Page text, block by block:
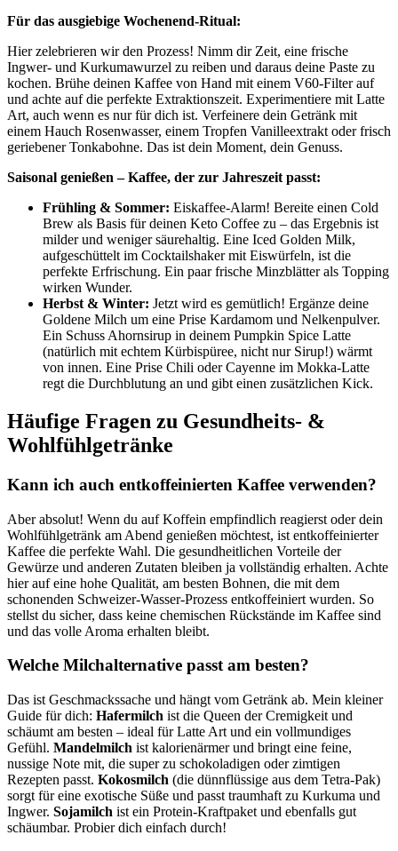
Für das ausgiebige Wochenend-Ritual:
Hier zelebrieren wir den Prozess! Nimm dir Zeit, eine frische
Ingwer- und Kurkumawurzel zu reiben und daraus deine Paste zu
kochen. Brühe deinen Kaffee von Hand mit einem V60-Filter auf
und achte auf die perfekte Extraktionszeit. Experimentiere mit Latte
Art, auch wenn es nur für dich ist. Verfeinere dein Getränk mit
einem Hauch Rosenwasser, einem Tropfen Vanilleextrakt oder frisch
geriebener Tonkabohne. Das ist dein Moment, dein Genuss.
Saisonal genießen – Kaffee, der zur Jahreszeit passt:
Frühling & Sommer: Eiskaffee-Alarm! Bereite einen Cold
Brew als Basis für deinen Keto Coffee zu – das Ergebnis ist
milder und weniger säurehaltig. Eine Iced Golden Milk,
aufgeschüttelt im Cocktailshaker mit Eiswürfeln, ist die
perfekte Erfrischung. Ein paar frische Minzblätter als Topping
wirken Wunder.
Herbst & Winter: Jetzt wird es gemütlich! Ergänze deine
Goldene Milch um eine Prise Kardamom und Nelkenpulver.
Ein Schuss Ahornsirup in deinem Pumpkin Spice Latte
(natürlich mit echtem Kürbispüree, nicht nur Sirup!) wärmt
von innen. Eine Prise Chili oder Cayenne im Mokka-Latte
regt die Durchblutung an und gibt einen zusätzlichen Kick.
Häufige Fragen zu Gesundheits- &
Wohlfühlgetränke
Kann ich auch entkoffeinierten Kaffee verwenden?
Aber absolut! Wenn du auf Koffein empfindlich reagierst oder dein
Wohlfühlgetränk am Abend genießen möchtest, ist entkoffeinierter
Kaffee die perfekte Wahl. Die gesundheitlichen Vorteile der
Gewürze und anderen Zutaten bleiben ja vollständig erhalten. Achte
hier auf eine hohe Qualität, am besten Bohnen, die mit dem
schonenden Schweizer-Wasser-Prozess entkoffeiniert wurden. So
stellst du sicher, dass keine chemischen Rückstände im Kaffee sind
und das volle Aroma erhalten bleibt.
Welche Milchalternative passt am besten?
Das ist Geschmackssache und hängt vom Getränk ab. Mein kleiner
Guide für dich: Hafermilch ist die Queen der Cremigkeit und
schäumt am besten – ideal für Latte Art und ein vollmundiges
Gefühl. Mandelmilch ist kalorienärmer und bringt eine feine,
nussige Note mit, die super zu schokoladigen oder zimtigen
Rezepten passt. Kokosmilch (die dünnflüssige aus dem Tetra-Pak)
sorgt für eine exotische Süße und passt traumhaft zu Kurkuma und
Ingwer. Sojamilch ist ein Protein-Kraftpaket und ebenfalls gut
schäumbar. Probier dich einfach durch!